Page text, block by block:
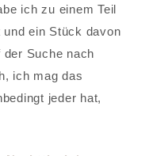
ich zu einem Teil
ein Stück davon
Suche nach
ich mag das
jeder hat,